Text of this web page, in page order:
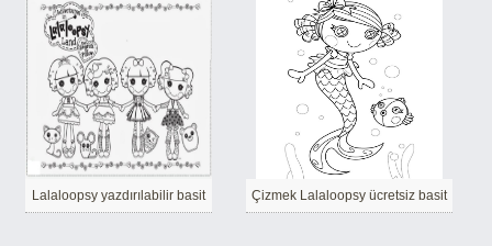
Lalaloopsy yazdırılabilir basit Çizmek Lalaloopsy ücretsiz basit